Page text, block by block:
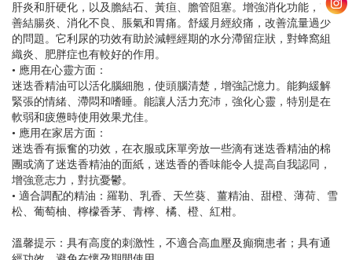
肝炎和肝硬化，以及膽結石、黃疸、膽管阻塞。增強消化功能，改
善結腸炎、消化不良、脹氣和胃痛。舒緩月經絞痛，改善流量過少
的問題。它利尿的功效有助於減輕經期的水分滯留症狀，對蜂窩組
織炎、肥胖症也有較好的作用。
• 應用在心靈方面：
迷迭香精油可以活化腦細胞，使頭腦清楚，增強記憶力。能夠緩解
緊張的情緒、滯悶和嗜睡。能讓人活力充沛，強化心靈，特別是在
軟弱和疲憊時使用效果尤佳。
• 應用在家居方面：
迷迭香有振奮的功效，在衣服或床單旁放一些滴有迷迭香精油的棉
團或滴了迷迭香精油的面紙，迷迭香的香味能令人提高自我認同，
增強意志力，對抗憂鬱。
• 適合調配的精油：羅勒、乳香、天竺葵、薑精油、甜橙、薄荷、雪
松、葡萄柚、檸檬香茅、青檸、橘、橙、紅柑。
溫馨提示：具有高度的刺激性，不適合高血壓及癲癇患者；具有通